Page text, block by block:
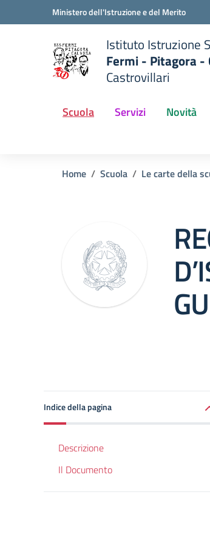
Vai ai contenuti
Vai al menu di navigazioneMinistero dell'Istruzione e del Merito
Istituto Istruzione
Fermi - Pitagora -
Castrovillari
Scuola Servizi Novità
Home Scuola Le carte della
Indice della pagina
Descrizione
Il Documento